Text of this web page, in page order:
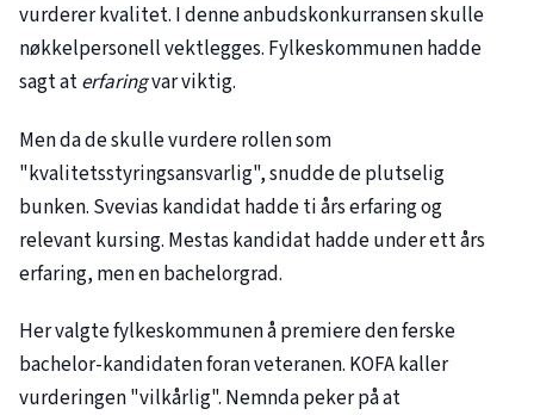
vurderer kvalitet. I denne anbudskonkurransen skulle
nøkkelpersonell vektlegges. Fylkeskommunen hadde
sagt aterfaringvar viktig.
Men da de skulle vurdere rollen som
"kvalitetsstyringsansvarlig", snudde de plutselig
bunken. Svevias kandidat hadde ti års erfaring og
relevant kursing. Mestas kandidat hadde under ett års
erfaring, men en bachelorgrad.
Her valgte fylkeskommunen å premiere den ferske
bachelor-kandidaten foran veteranen. KOFA kaller
vurderingen "vilkårlig". Nemnda peker på at